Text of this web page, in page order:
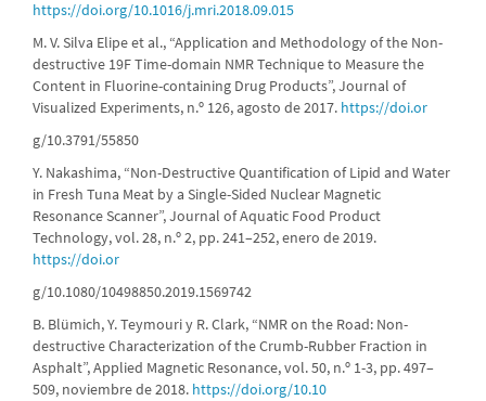
https://doi.org/10.1016/j.mri.2018.09.015
M. V. Silva Elipe et al., “Application and Methodology of the Non-
destructive 19F Time-domain NMR Technique to Measure the
Content in Fluorine-containing Drug Products”, Journal of
Visualized Experiments, n.º 126, agosto de 2017. https://doi.or
g/10.3791/55850
Y. Nakashima, “Non-Destructive Quantification of Lipid and Water
in Fresh Tuna Meat by a Single-Sided Nuclear Magnetic
Resonance Scanner”, Journal of Aquatic Food Product
Technology, vol. 28, n.º 2, pp. 241–252, enero de 2019.
https://doi.or
g/10.1080/10498850.2019.1569742
B. Blümich, Y. Teymouri y R. Clark, “NMR on the Road: Non-
destructive Characterization of the Crumb-Rubber Fraction in
Asphalt”, Applied Magnetic Resonance, vol. 50, n.º 1-3, pp. 497–
509, noviembre de 2018. https://doi.org/10.10